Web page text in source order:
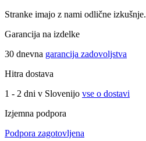
Stranke imajo z nami odlične izkušnje.
Garancija na izdelke
30 dnevna garancija zadovoljstva
Hitra dostava
1 - 2 dni v Slovenijo vse o dostavi
Izjemna podpora
Podpora zagotovljena